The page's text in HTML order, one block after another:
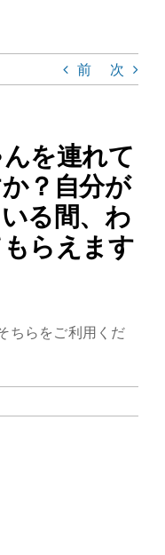
前 次
を連れて
？自分が
る間、わ
らえます
ちらをご利用くだ